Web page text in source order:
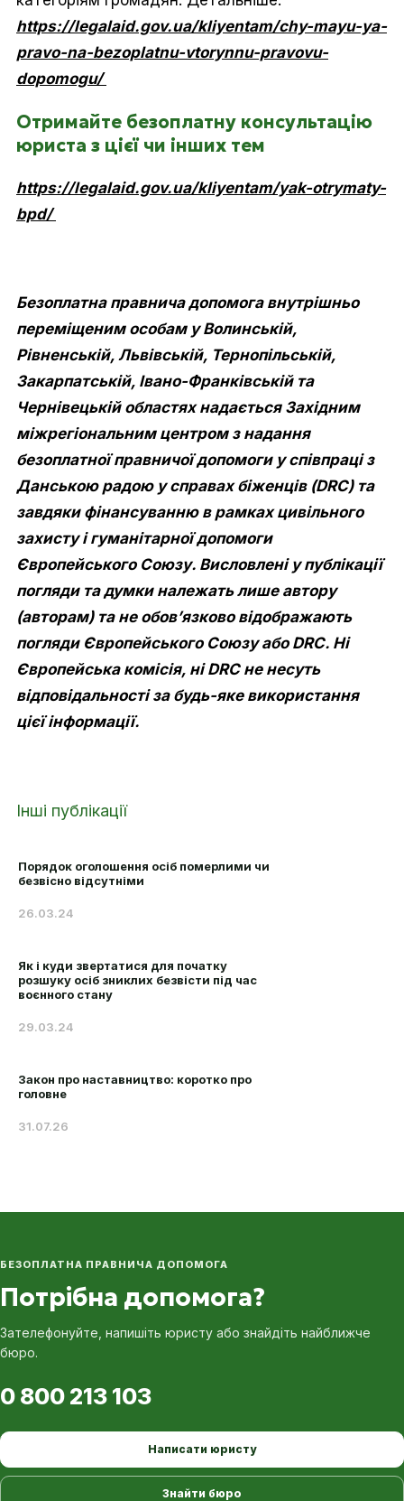
https://legalaid.gov.ua/kliyentam/chy-mayu-ya-
pravo-na-bezoplatnu-vtorynnu-pravovu-
dopomogu/
Отримайте безоплатну консультацію
юриста з цієї чи інших тем
https://legalaid.gov.ua/kliyentam/yak-otrymaty-
bpd/
Безоплатна правнича допомога внутрішньо
переміщеним особам у Волинській,
Рівненській, Львівській, Тернопільській,
Закарпатській, Івано-Франківській та
Чернівецькій областях надається Західним
міжрегіональним центром з надання
безоплатної правничої допомоги у співпраці з
Данською радою у справах біженців (DRC) та
завдяки фінансуванню в рамках цивільного
захисту і гуманітарної допомоги
Європейського Союзу. Висловлені у публікації
погляди та думки належать лише автору
(авторам) та не обов’язково відображають
погляди Європейського Союзу або DRC. Ні
Європейська комісія, ні DRC не несуть
відповідальності за будь-яке використання
цієї інформації.
Інші публікації
Порядок оголошення осіб померлими чи
безвісно відсутніми
26.03.24
Як і куди звертатися для початку
розшуку осіб зниклих безвісти під час
воєнного стану
29.03.24
Закон про наставництво: коротко про
головне
31.07.26
БЕЗОПЛАТНА ПРАВНИЧА ДОПОМОГА
Потрібна допомога?
Зателефонуйте, напишіть юристу або знайдіть найближче
бюро.
0 800 213 103
Написати юристу
Знайти бюро